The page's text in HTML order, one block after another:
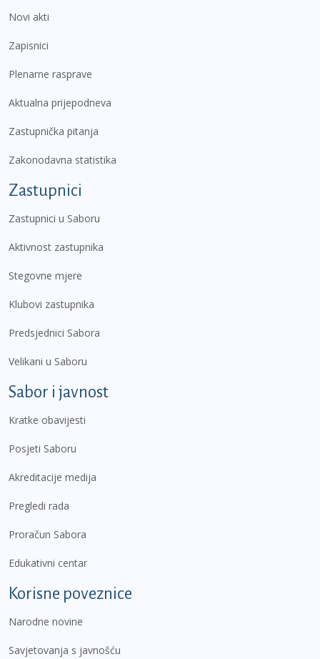
Novi akti
Zapisnici
Plenarne rasprave
Aktualna prijepodneva
Zastupnička pitanja
Zakonodavna statistika
Zastupnici
Zastupnici u Saboru
Aktivnost zastupnika
Stegovne mjere
Klubovi zastupnika
Predsjednici Sabora
Velikani u Saboru
Sabor i javnost
Kratke obavijesti
Posjeti Saboru
Akreditacije medija
Pregledi rada
Proračun Sabora
Edukativni centar
Korisne poveznice
Narodne novine
Savjetovanja s javnošću